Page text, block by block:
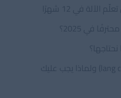
في 12 شهرًا
في 2025؟
ما هي تقنية لانج تشين (lang chain) ولماذا يجب عليك